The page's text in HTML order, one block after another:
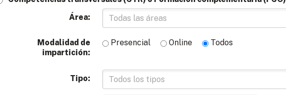
Área:
Modalidad de
impartición:
Presencial Online Todos
Tipo: